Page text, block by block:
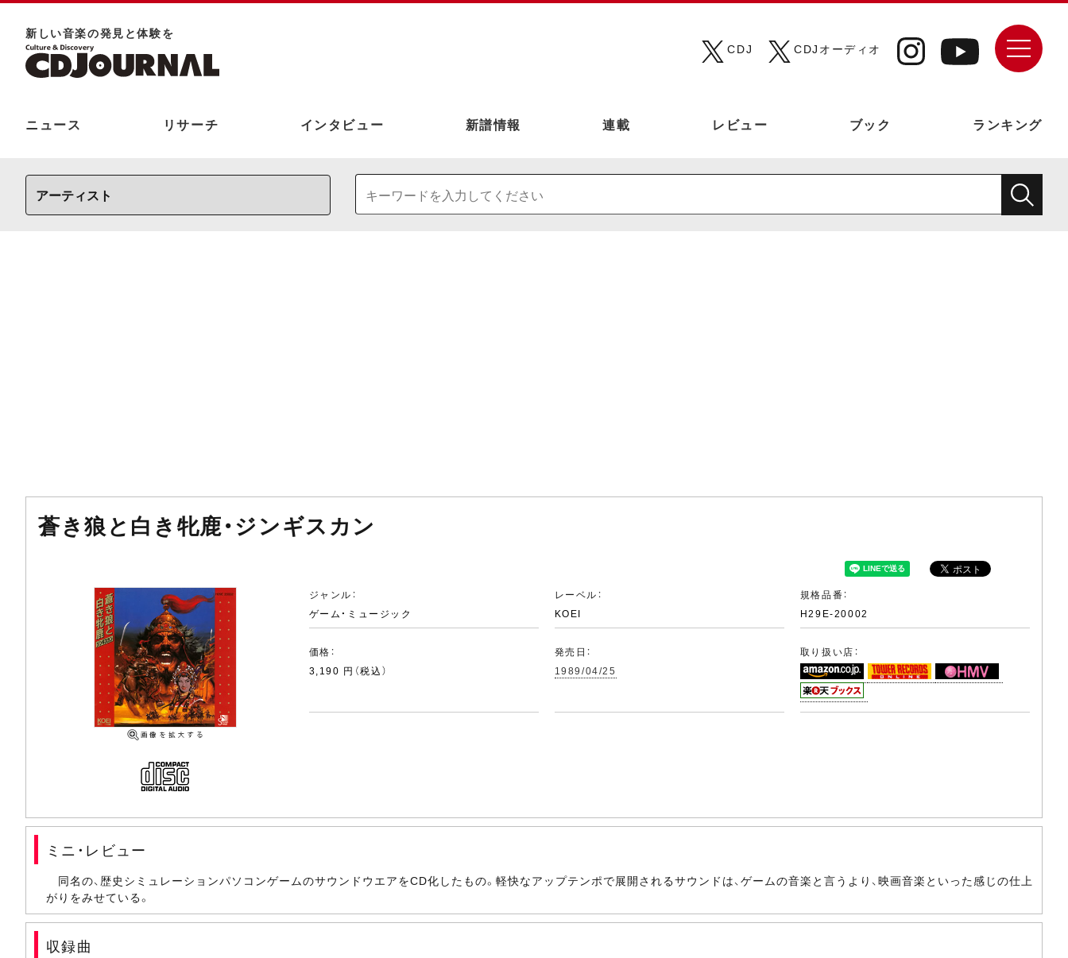
新しい⾳楽の発⾒と体験を
CDJ
CDJオーディオ
ニュース リサーチ インタビュー 新譜情報 連載 レビュー ブック ランキング
蒼き狼と白き牝鹿・ジンギスカン
ジャンル：
ゲーム・ミュージック
レーベル：
KOEI
規格品番：
H29E-20002
価格：
3,190 円（税込）
発売日：
1989/04/25
取り扱い店：
ミニ・レビュー
同名の、歴史シミュレーションパソコンゲームのサウンドウエアをCD化したもの。軽快なアップテンポで展開されるサウンドは、ゲームの音楽と言うより、映画音楽といった感じの仕上
がりをみせている。
収録曲